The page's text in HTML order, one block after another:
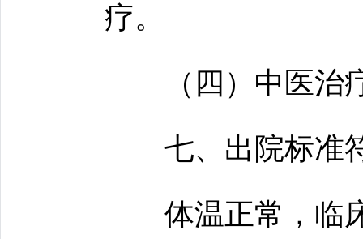
疗。
（四）中医治疗
七、出院标准符
体温正常，临床